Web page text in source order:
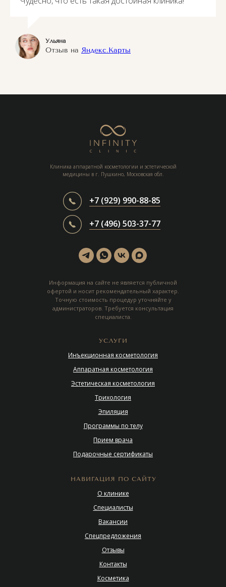
Ульяна
Отзыв на Яндекс.Карты
Клиника аппаратной косметологии и эстетической
медицины в г. Пушкино, Московская обл.
Информация на сайте не является публичной
офертой и носит рекомендательный характер.
Точную стоимость процедур уточняйте у
администраторов. Требуется консультация
специалиста.
УСЛУГИ
НАВИГАЦИЯ ПО САЙТУ
О клинике
Специалисты
Вакансии
Спецпредложения
Отзывы
Контакты
Косметика
Инъекционная косметология
Аппаратная косметология
Эстетическая косметология
Эпиляция
Программы по телу
Прием врача
Подарочные сертификаты
Трихология
+7 (929) 990-88-85
+7 (496) 503-37-77